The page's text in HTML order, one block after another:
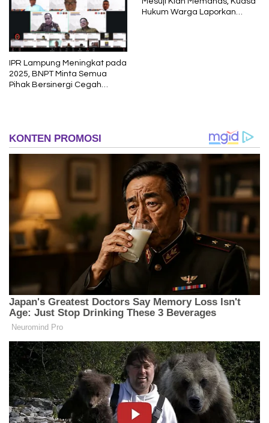
IPR Lampung Meningkat pada
2025, BNPT Minta Semua
Pihak Bersinergi Cegah
Hukum Warga Laporkan